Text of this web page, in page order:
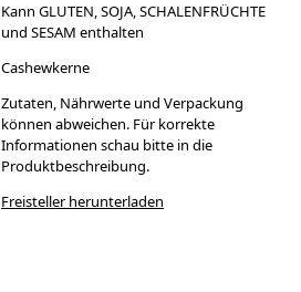
Kann GLUTEN, SOJA, SCHALENFRÜCHTE
und SESAM enthalten
Cashewkerne
Zutaten, Nährwerte und Verpackung
können abweichen. Für korrekte
Informationen schau bitte in die
Produktbeschreibung.
Freisteller herunterladen